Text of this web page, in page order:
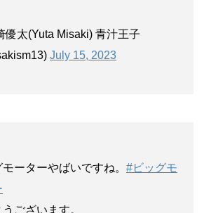
太(Yuta Misaki) 青汁王子
July 15, 2023
モーターやばいですね。 #ビッグモ
ございます。